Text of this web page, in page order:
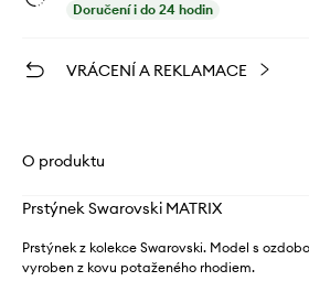
Doručení i do 24 hodin
VRÁCENÍ A REKLAMACE
O produktu
Prstýnek Swarovski MATRIX
Prstýnek z kolekce Swarovski. Model s
vyroben z kovu potaženého rhodiem.